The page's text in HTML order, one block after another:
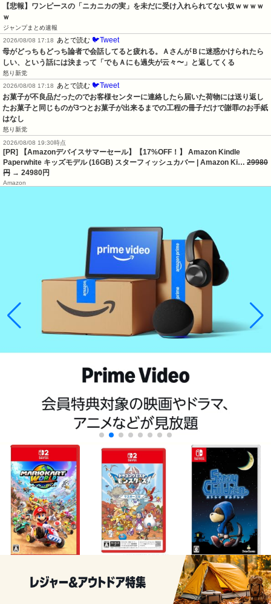
【悲報】ワンピースの「ニカニカの実」を未だに受け入れられてない奴ｗｗｗｗ
ｗ
ジャンプまとめ速報
2026/08/08 17:18
あとで読む 🐦Tweet
母がどっちもどっち論者で会話してると疲れる。ＡさんがＢに迷惑かけられたら
しい、という話には決まって「でもＡにも過失が云々〜」と返してくる
怒り新党
2026/08/08 17:18
あとで読む 🐦Tweet
お菓子が不良品だったのでお客様センターに連絡したら届いた荷物には送り返し
たお菓子と同じものが3つとお菓子が出来るまでの工程の冊子だけで謝罪のお手紙
はなし
怒り新党
2026/08/08 19:30時点
[PR] 【Amazonデバイスサマーセール】【17%OFF！】 Amazon Kindle
Paperwhite キッズモデル (16GB) スターフィッシュカバー | Amazon Ki… 29980
円 → 24980円
Amazon
¥9,340
COPYRIGHT © 2010-2026 LOGPO.JP ALL RIGHTS RESERVED